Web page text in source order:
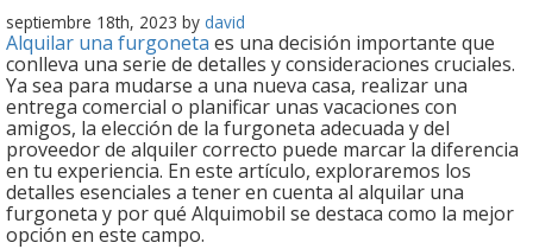
septiembre 18th, 2023 by david
Alquilar una furgoneta es una decisión importante que
conlleva una serie de detalles y consideraciones cruciales.
Ya sea para mudarse a una nueva casa, realizar una
entrega comercial o planificar unas vacaciones con
amigos, la elección de la furgoneta adecuada y del
proveedor de alquiler correcto puede marcar la diferencia
en tu experiencia. En este artículo, exploraremos los
detalles esenciales a tener en cuenta al alquilar una
furgoneta y por qué Alquimobil se destaca como la mejor
opción en este campo.